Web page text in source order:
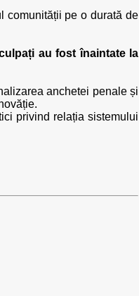
comunității pe o durată de
au fost înaintate la
anchetei penale și
privind relația sistemului